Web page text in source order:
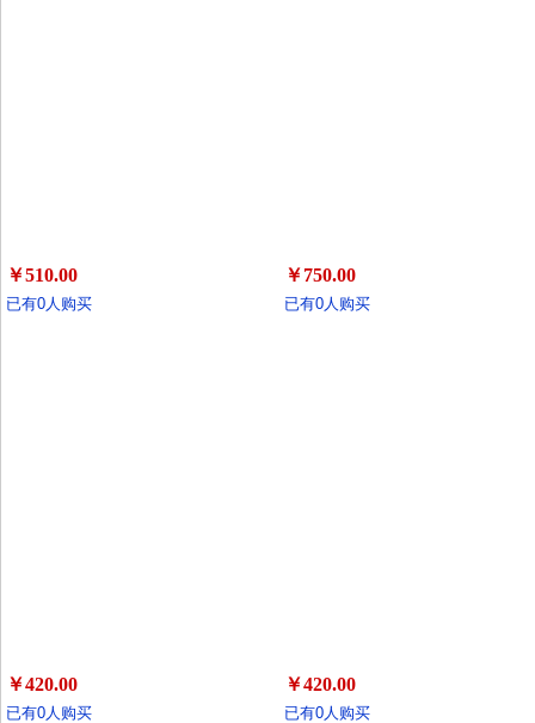
￥510.00
已有0人购买
￥750.00
已有0人购买
￥420.00
已有0人购买
￥420.00
已有0人购买